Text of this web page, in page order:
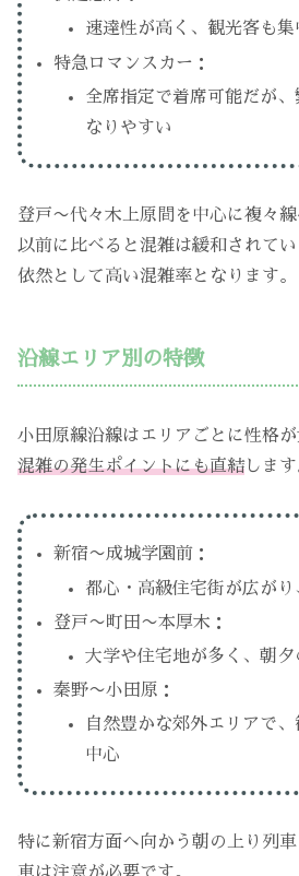
速達性が高く、観光客も集
特急ロマンスカー：
全席指定で着席可能だが
なりやすい
登戸〜代々木上原間を中心に複々線
以前に比べると混雑は緩和されて
依然として高い混雑率となります。
沿線エリア別の特徴
小田原線沿線はエリアごとに性格
混雑の発生ポイントにも直結します
新宿〜成城学園前：
都心・高級住宅街が広が
登戸〜町田〜本厚木：
大学や住宅地が多く、朝
秦野〜小田原：
自然豊かな郊外エリアで
中心
特に新宿方面へ向かう朝の上り列